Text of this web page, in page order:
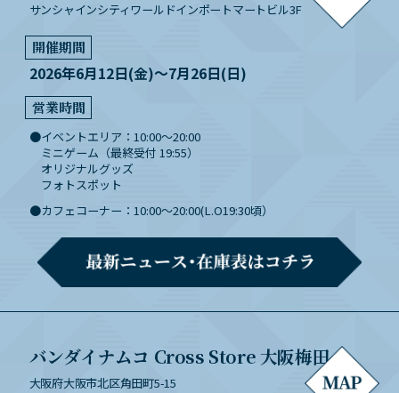
サンシャインシティワールドインポートマートビル3F
開催期間
2026年6月12日(金)～7月26日(日)
営業時間
イベントエリア：10:00～20:00
ミニゲーム（最終受付 19:55）
オリジナルグッズ
フォトスポット
カフェコーナー：10:00～20:00(L.O19:30頃）
バンダイナムコ Cross Store 大阪梅田
大阪府大阪市北区角田町5-15